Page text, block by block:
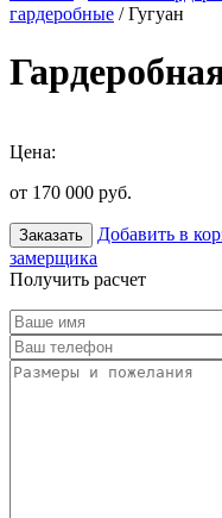
гардеробные / Гугуан
Цена:
от 170 000 руб.
Заказать Добавить в
замерщика
Получить расчет